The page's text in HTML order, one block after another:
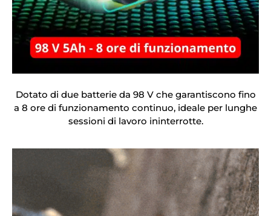
Dotato di due batterie da 98 V che garantiscono fino
a 8 ore di funzionamento continuo, ideale per lunghe
sessioni di lavoro ininterrotte.